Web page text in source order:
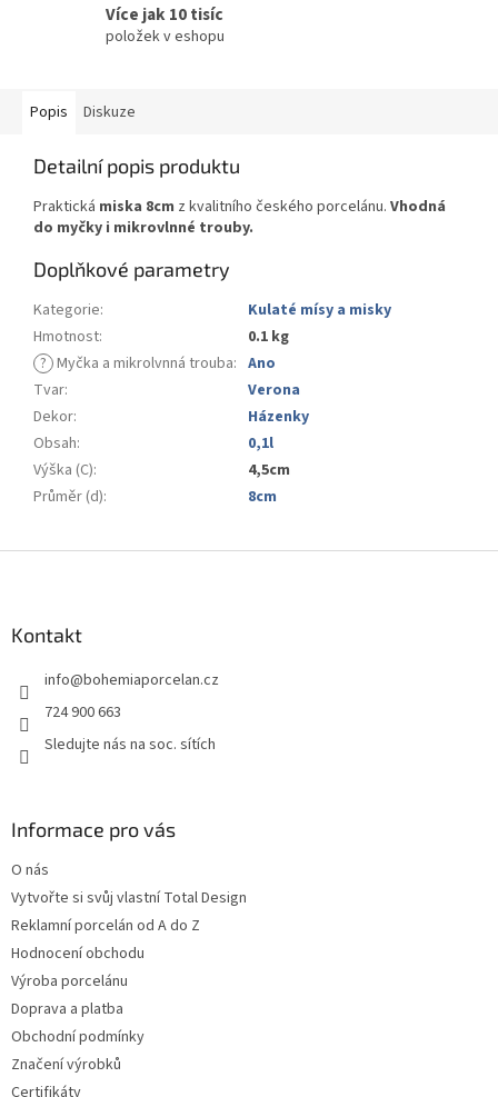
Více jak 10 tisíc
položek v eshopu
Popis Diskuze
Detailní popis produktu
Praktická miska 8cm z kvalitního českého porcelánu. Vhodná
do myčky i mikrovlnné trouby.
Doplňkové parametry
Kategorie:
Kulaté mísy a misky
Hmotnost:
0.1 kg
? Myčka a mikrolvnná trouba: Ano
Tvar:
Verona
Dekor:
Házenky
Obsah:
0,1l
Výška (C):
4,5cm
Průměr (d): 8cm
Kontakt
info@bohemiaporcelan.cz
724 900 663
Sledujte nás na soc. sítích
Informace pro vás
O nás
Vytvořte si svůj vlastní Total Design
Reklamní porcelán od A do Z
Hodnocení obchodu
Výroba porcelánu
Doprava a platba
Obchodní podmínky
Značení výrobků